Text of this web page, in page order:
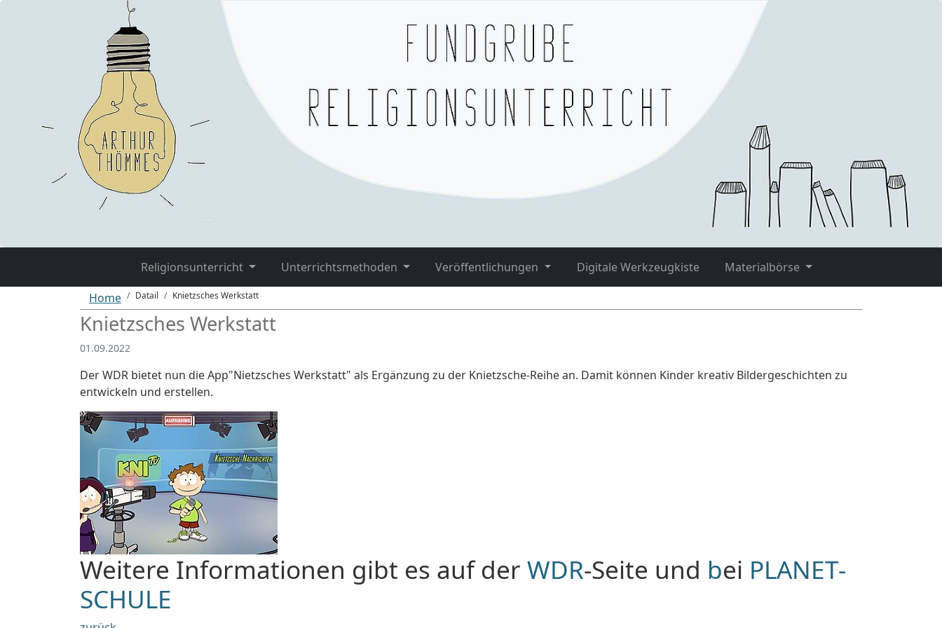
Religionsunterricht Unterrichtsmethoden Veröffentlichungen Digitale Werkzeugkiste
Materialbörse
Home
Datail Knietzsches Werkstatt
Knietzsches Werkstatt
01.09.2022
Der WDR bietet nun die App"Nietzsches Werkstatt" als Ergänzung zu der Knietzsche-Reihe an. Damit können Kinder kreativ Bildergeschichten zu
entwickeln und erstellen.
Weitere Informationen gibt es auf der WDR-Seite und bei PLANET-
SCHULE